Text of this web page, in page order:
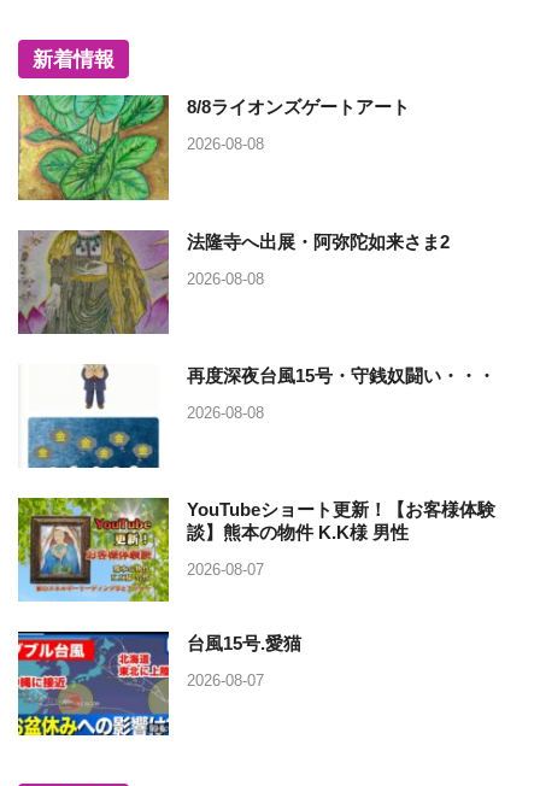
新着情報
8/8ライオンズゲートアート
2026-08-08
法隆寺へ出展・阿弥陀如来さま2
2026-08-08
再度深夜台風15号・守銭奴闘い・・・
2026-08-08
YouTubeショート更新！【お客様体験
談】熊本の物件 K.K様 男性
2026-08-07
台風15号.愛猫
2026-08-07